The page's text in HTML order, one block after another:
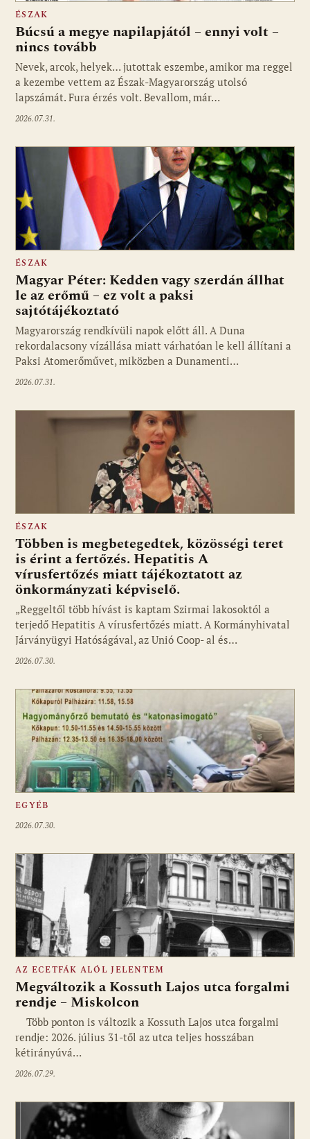
ÉSZAK
Búcsú a megye napilapjától – ennyi volt –
nincs tovább
Nevek, arcok, helyek… jutottak eszembe, amikor ma reggel
a kezembe vettem az Észak-Magyarország utolsó
lapszámát. Fura érzés volt. Bevallom, már…
2026.07.31.
ÉSZAK
Magyar Péter: Kedden vagy szerdán állhat
le az erőmű – ez volt a paksi
sajtótájékoztató
Magyarország rendkívüli napok előtt áll. A Duna
rekordalacsony vízállása miatt várhatóan le kell állítani a
Paksi Atomerőművet, miközben a Dunamenti…
2026.07.31.
ÉSZAK
Többen is megbetegedtek, közösségi teret
is érint a fertőzés. Hepatitis A
vírusfertőzés miatt tájékoztatott az
önkormányzati képviselő.
„Reggeltől több hívást is kaptam Szirmai lakosoktól a
terjedő Hepatitis A vírusfertőzés miatt. A Kormányhivatal
Járványügyi Hatóságával, az Unió Coop- al és…
2026.07.30.
EGYÉB
2026.07.30.
AZ ECETFÁK ALÓL JELENTEM
Megváltozik a Kossuth Lajos utca forgalmi
rendje – Miskolcon
Több ponton is változik a Kossuth Lajos utca forgalmi
rendje: 2026. július 31-től az utca teljes hosszában
kétirányúvá…
2026.07.29.